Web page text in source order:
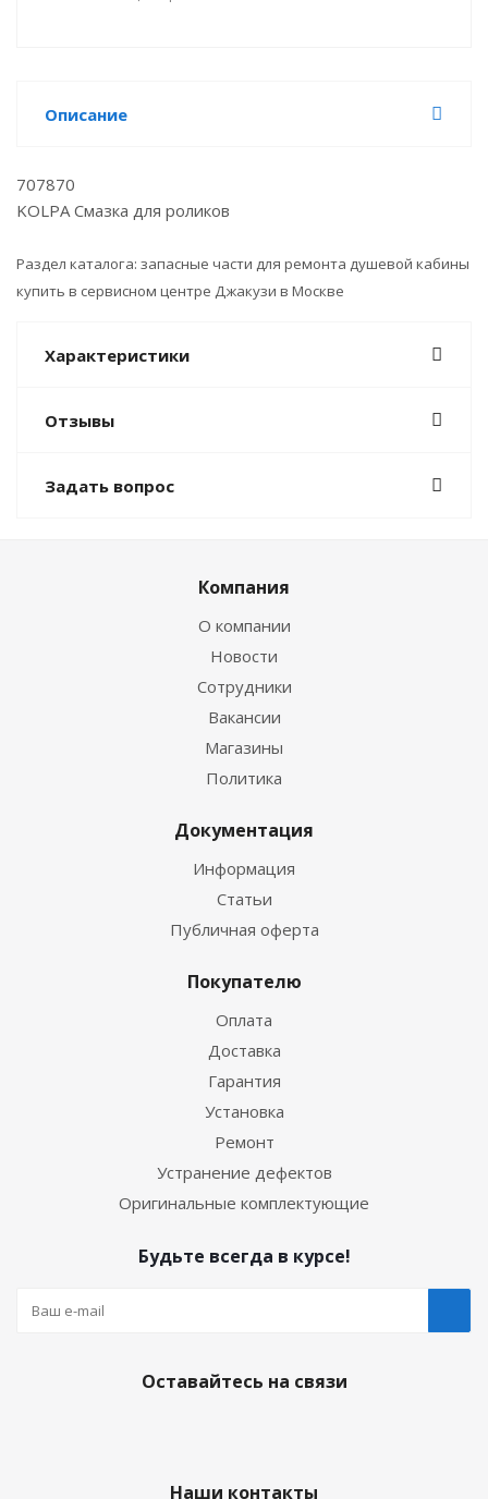
Описание
707870
KOLPA Смазка для роликов
Раздел каталога: запасные части для ремонта душевой кабины
купить в сервисном центре Джакузи в Москве
Характеристики
Отзывы
Задать вопрос
Компания
О компании
Новости
Сотрудники
Вакансии
Магазины
Политика
Документация
Информация
Статьи
Публичная оферта
Покупателю
Оплата
Доставка
Гарантия
Установка
Ремонт
Устранение дефектов
Оригинальные комплектующие
Будьте всегда в курсе!
Оставайтесь на связи
Наши контакты